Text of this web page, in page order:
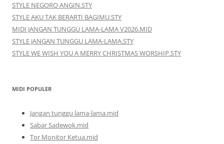
STYLE NEGORO ANGIN.STY
STYLE AKU TAK BERARTI BAGIMU.STY
MIDI JANGAN TUNGGU LAMA-LAMA V2026.MID
STYLE JANGAN TUNGGU LAMA-LAMA.STY
STYLE WE WISH YOU A MERRY CHRISTMAS WORSHIP.STY
MIDI POPULER
Jangan tunggu lama-lama.mid
Sabar Sadewok.mid
Tor Monitor Ketua.mid